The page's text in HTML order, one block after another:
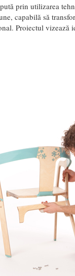
prin utilizarea
capabilă să
Proiectul